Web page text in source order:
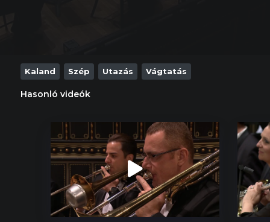
Kaland Szép Utazás Vágtatás
Hasonló videók